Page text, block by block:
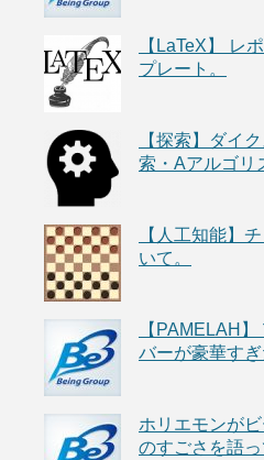
【LaTeX】 レ
プレート。
【探索】ダイ
索・Aアルゴリ
【人工知能】
いて。
【PAMELAH
バーが豪華すぎ
ホリエモンが
のすごさを語っ